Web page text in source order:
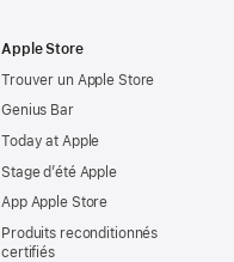
Apple Store
Trouver un Apple Store
Genius Bar
Today at Apple
Stage d’été Apple
App Apple Store
Produits reconditionnés
certifiés